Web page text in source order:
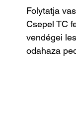
Folytatja
Csepel TC
vendégei
odahaza